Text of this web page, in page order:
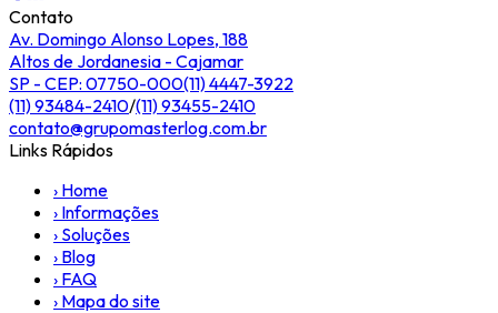
Contato
Av. Domingo Alonso Lopes, 188
Altos de Jordanesia - Cajamar
SP - CEP: 07750-000(11) 4447-3922
(11) 93484-2410/(11) 93455-2410
contato@grupomasterlog.com.br
Links Rápidos
› Home
› Informações
› Soluções
› Blog
› FAQ
› Mapa do site